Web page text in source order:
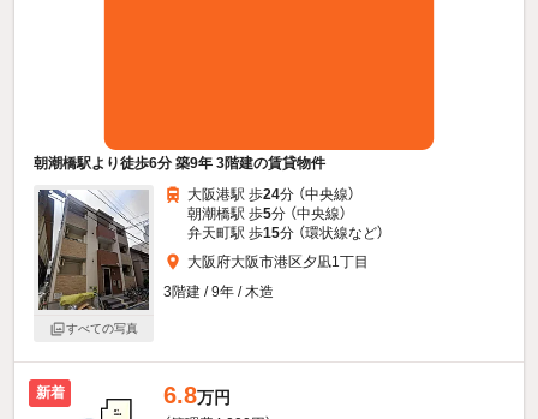
朝潮橋駅より徒歩6分 築9年 3階建の賃貸物件
すべての写真
大阪港駅 歩24分 （中央線）
朝潮橋駅 歩5分 （中央線）
弁天町駅 歩15分 （環状線など）
大阪府大阪市港区夕凪1丁目
3階建 / 9年 / 木造
新着 6.8万円